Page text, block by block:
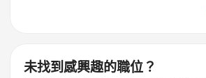
未找到感興趣的職位？